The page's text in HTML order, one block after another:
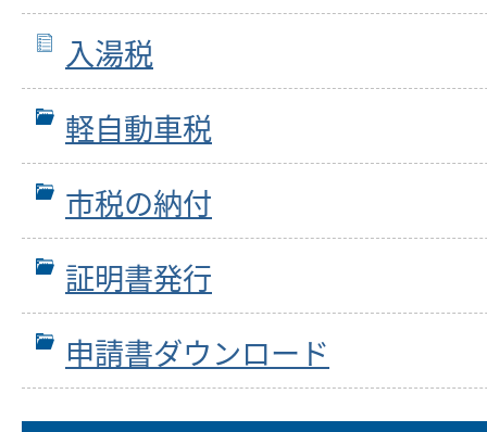
入湯税
軽自動車税
市税の納付
証明書発行
申請書ダウンロード